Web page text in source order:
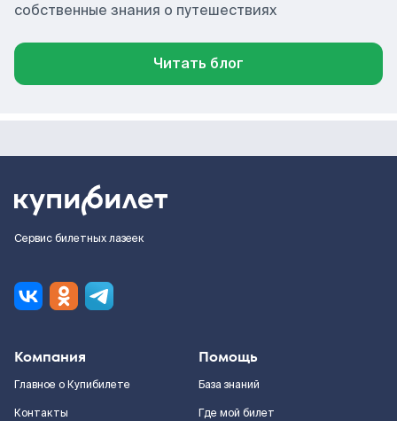
собственные знания о путешествиях
Читать блог
Сервис билетных лазеек
Компания
Главное о Купибилете
Контакты
Помощь
База знаний
Где мой билет